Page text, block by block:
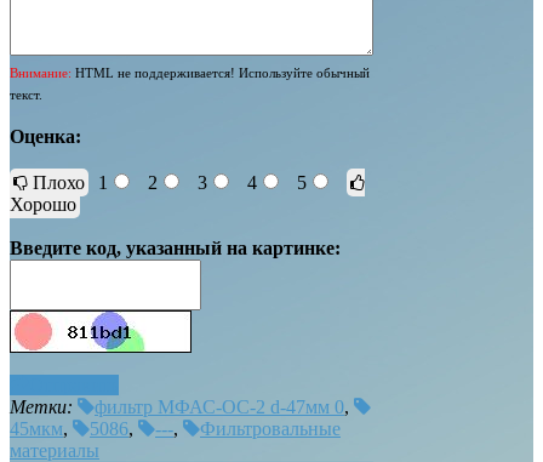
Внимание: HTML не поддерживается! Используйте обычный
текст.
Оценка:
Плохо 1 2 3 4
5
Хорошо
Введите код, указанный на картинке:
Метки:
фильтр МФАС-ОС-2 d-47мм 0,
45мкм, 5086, ---,
Фильтровальные
материалы